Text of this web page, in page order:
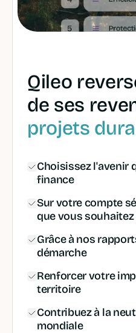
Qileo
de ses
projets
Choisissez l'avenir
finance
Sur votre compte
que vous
Grâce à nos
démarche
Renforcer votre
territoire
Contribuez à la
mondiale